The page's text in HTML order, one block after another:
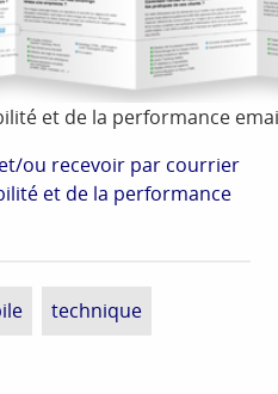
et de la performance
ou recevoir par courrier
et de la performance
technique